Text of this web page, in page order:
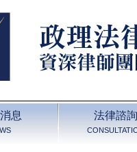
息 法律諮詢